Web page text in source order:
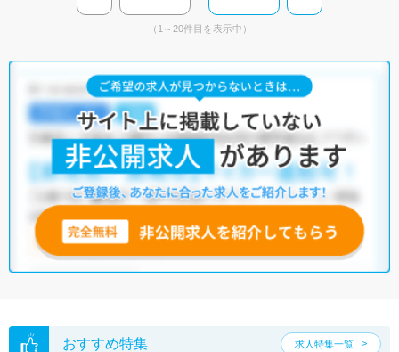
（1～20件目を表示中）
おすすめ特集 求人特集一覧